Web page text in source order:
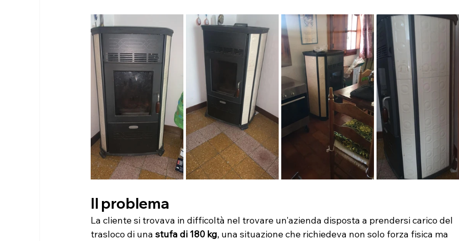
Il problema
La cliente si trovava in difficoltà nel trovare un'azienda disposta a prendersi carico del
trasloco di una stufa di 180 kg, una situazione che richiedeva non solo forza fisica ma